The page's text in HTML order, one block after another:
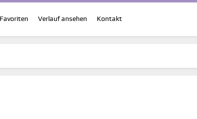
Favoriten Verlauf ansehen Kontakt